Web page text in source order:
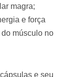
magra;
e força
músculo no
e seu